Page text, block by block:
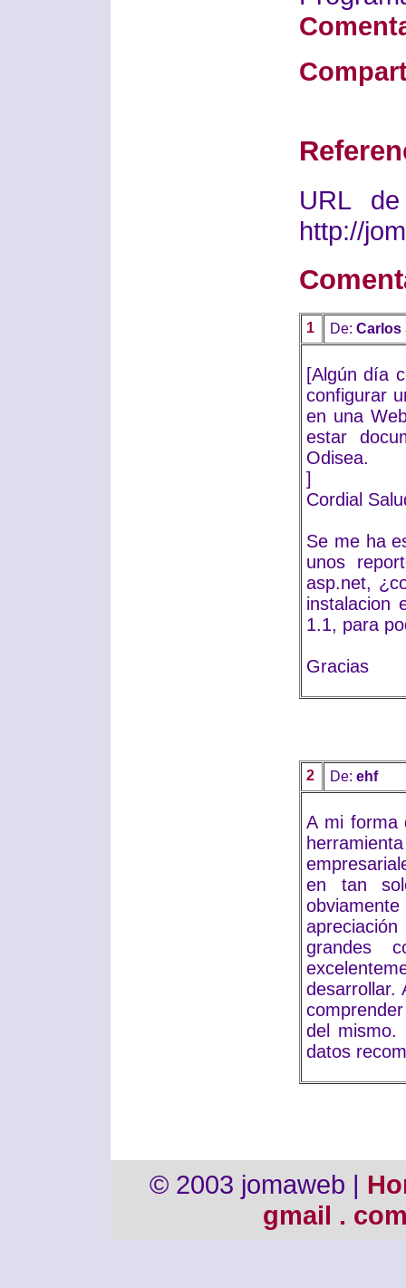
URL
http://
1 De: Carlos
[Algún día
configurar
en una
estar
Odisea.
]
Cordial
Se me ha
unos
asp.net,
instalacion
1.1, para
Gracias
2 De: ehf
A mi forma
en tan
grandes
desarrollar.
del mismo.
datos
© 2003 jomaweb |
gmail .